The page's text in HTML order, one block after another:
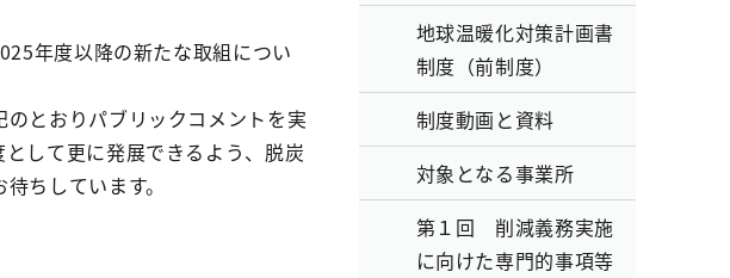
年度以降の新たな取組につい
とおりパブリックコメントを実
して更に発展できるよう、脱炭
ちしています。
地球温暖化対策計画書
制度（前制度）
制度動画と資料
対象となる事業所
第１回 削減義務実施
に向けた専門的事項等